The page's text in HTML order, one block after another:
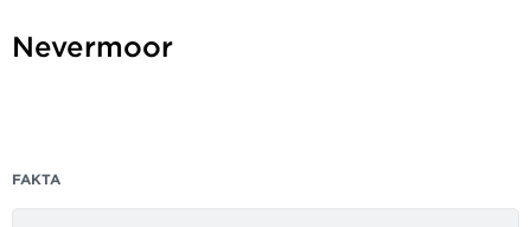
Nevermoor
FAKTA